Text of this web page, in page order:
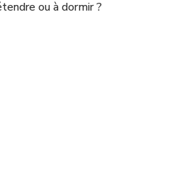
ou à dormir ?